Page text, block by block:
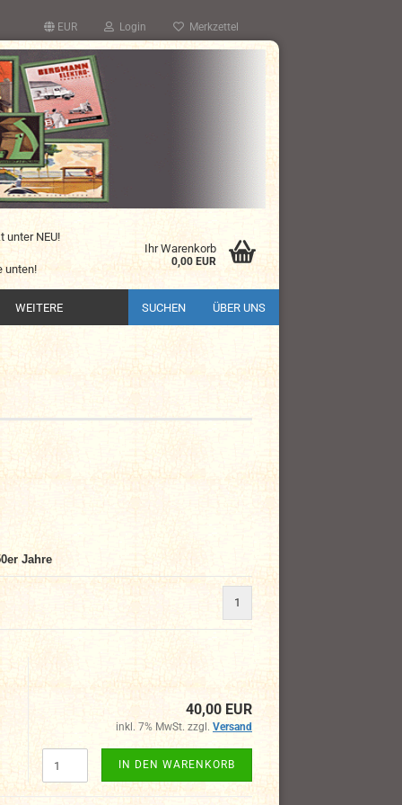
EUR Login Merkzettel
unter NEU!
unten!
Ihr Warenkorb
0,00 EUR
SUCHEN ÜBER UNS
WEITERE
Jahre
1
40,00 EUR
inkl. 7% MwSt. zzgl. Versand
IN DEN WARENKORB